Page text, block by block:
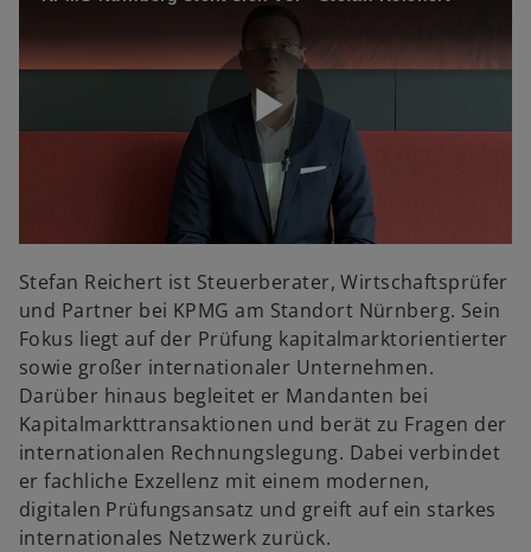
d
e
o
P
l
a
y
Stefan Reichert ist Steuerberater, Wirtschaftsprüfer
und Partner bei KPMG am Standort Nürnberg. Sein
Fokus liegt auf der Prüfung kapitalmarktorientierter
sowie großer internationaler Unternehmen.
Darüber hinaus begleitet er Mandanten bei
Kapitalmarkttransaktionen und berät zu Fragen der
internationalen Rechnungslegung. Dabei verbindet
er fachliche Exzellenz mit einem modernen,
digitalen Prüfungsansatz und greift auf ein starkes
internationales Netzwerk zurück.